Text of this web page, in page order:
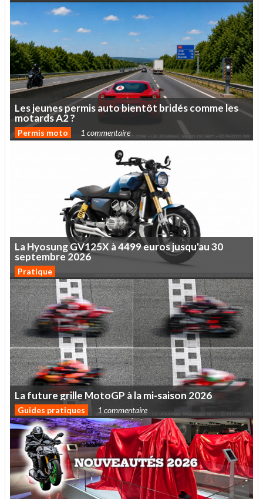
Lesjeunespermisautobientôt bridéscommeles
motardsA2?
Permis moto 1 commentaire
LaHyosungGV125X à4499eurosjusqu'au30
septembre 2026
Pratique
Lafuturegrille MotoGP àlami-saison 2026
Guides pratiques 1 commentaire